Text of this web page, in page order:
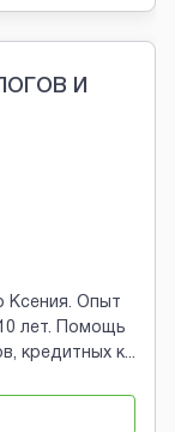
И
Ксения. Опыт
лет. Помощь
кредитных к...